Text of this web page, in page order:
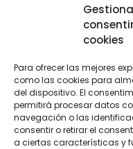
cookies
Para ofrecer las mejores
como las cookies para
del dispositivo. El
permitirá procesar datos
navegación o las
consentir o retirar el
a ciertas características y